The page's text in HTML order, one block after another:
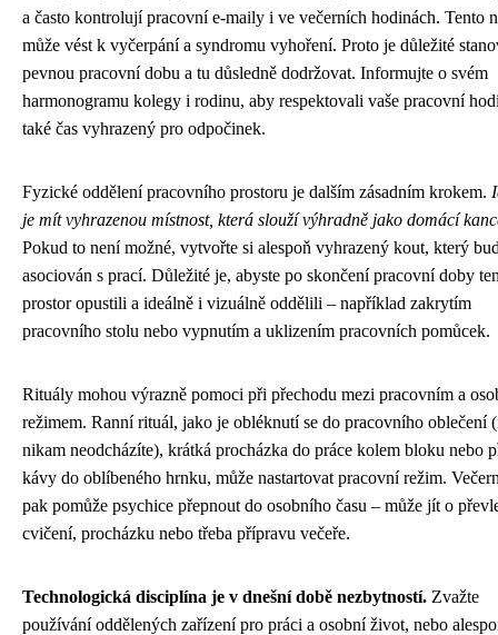
a často kontrolují pracovní e-maily i ve večerních hodinách. Tento
může vést k vyčerpání a syndromu vyhoření. Proto je důležité
pevnou pracovní dobu a tu důsledně dodržovat. Informujte o svém
harmonogramu kolegy i rodinu, aby respektovali vaše pracovní
také čas vyhrazený pro odpočinek.
Fyzické oddělení pracovního prostoru je dalším zásadním krokem.
je mít vyhrazenou místnost, která slouží výhradně jako domácí
Pokud to není možné, vytvořte si alespoň vyhrazený kout, který
asociován s prací. Důležité je, abyste po skončení pracovní doby
prostor opustili a ideálně i vizuálně oddělili – například zakrytím
pracovního stolu nebo vypnutím a uklizením pracovních pomůcek.
Rituály mohou výrazně pomoci při přechodu mezi pracovním a
režimem. Ranní rituál, jako je obléknutí se do pracovního oblečení
nikam neodcházíte), krátká procházka do práce kolem bloku nebo
kávy do oblíbeného hrnku, může nastartovat pracovní režim.
pak pomůže psychice přepnout do osobního času – může jít o
cvičení, procházku nebo třeba přípravu večeře.
Technologická disciplína je v dnešní době nezbytností. Zvažte
používání oddělených zařízení pro práci a osobní život, nebo